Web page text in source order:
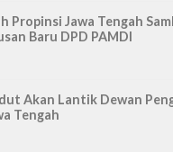
Propinsi Jawa Tengah
Baru DPD PAMDI
Akan Lantik Dewan
Tengah